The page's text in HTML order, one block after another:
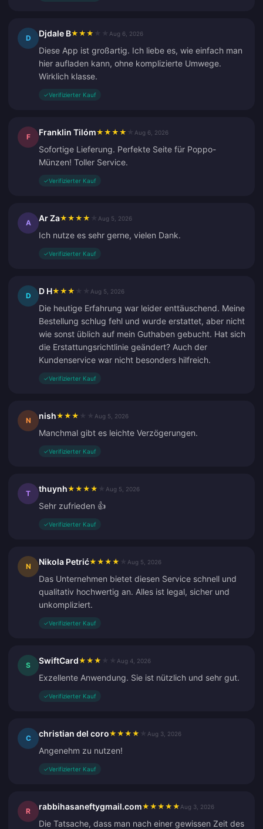
D Djdale B★ ★ ★ Aug 6, 2026
Diese App ist großartig. Ich liebe es, wie einfach man
hier aufladen kann, ohne komplizierte Umwege.
Wirklich klasse.
✓Verifizierter Kauf
F Franklin Tilóm★ ★ ★ ★ Aug 6, 2026
Sofortige Lieferung. Perfekte Seite für Poppo-
Münzen! Toller Service.
✓Verifizierter Kauf
A Ar Za★ ★ ★ ★ Aug 5, 2026
Ich nutze es sehr gerne, vielen Dank.
✓Verifizierter Kauf
D D H★ ★ ★ Aug 5, 2026
Die heutige Erfahrung war leider enttäuschend. Meine
Bestellung schlug fehl und wurde erstattet, aber nicht
wie sonst üblich auf mein Guthaben gebucht. Hat sich
die Erstattungsrichtlinie geändert? Auch der
Kundenservice war nicht besonders hilfreich.
✓Verifizierter Kauf
N nish★ ★ ★ Aug 5, 2026
Manchmal gibt es leichte Verzögerungen.
✓Verifizierter Kauf
T thuynh★ ★ ★ ★ Aug 5, 2026
Sehr zufrieden 👍
✓Verifizierter Kauf
N Nikola Petrić★ ★ ★ ★ Aug 5, 2026
Das Unternehmen bietet diesen Service schnell und
qualitativ hochwertig an. Alles ist legal, sicher und
unkompliziert.
✓Verifizierter Kauf
S SwiftCard★ ★ ★ Aug 4, 2026
Exzellente Anwendung. Sie ist nützlich und sehr gut.
✓Verifizierter Kauf
C christian del coro★ ★ ★ ★ Aug 3, 2026
Angenehm zu nutzen!
✓Verifizierter Kauf
R rabbihasaneftygmail.com★ ★ ★ ★ ★ Aug 3, 2026
Die Tatsache, dass man nach einer gewissen Zeit des